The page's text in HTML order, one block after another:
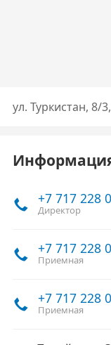
ул. ​Туркистан, 8/
+7 717 228
Директор
+7 717 228
Приемная
+7 717 228
Приемная